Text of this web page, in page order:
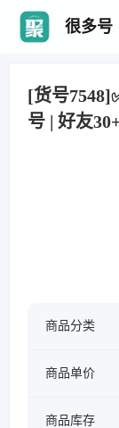
很多号
[货号
号 | 好友
商品分类
商品单价
商品库存